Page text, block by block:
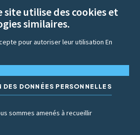
site utilise des cookies et
similaires.
pour autoriser leur utilisationEn
DONNÉES PERSONNELLES
sommes amenés à recueillir